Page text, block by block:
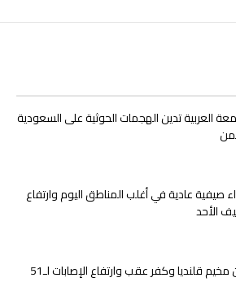
العربية تدين الهجمات الحوثية على السعودية
صيفية عادية في أغلب المناطق اليوم وارتفاع
الأحد
قلنديا وكفر عقب وارتفاع الإصابات لـ51